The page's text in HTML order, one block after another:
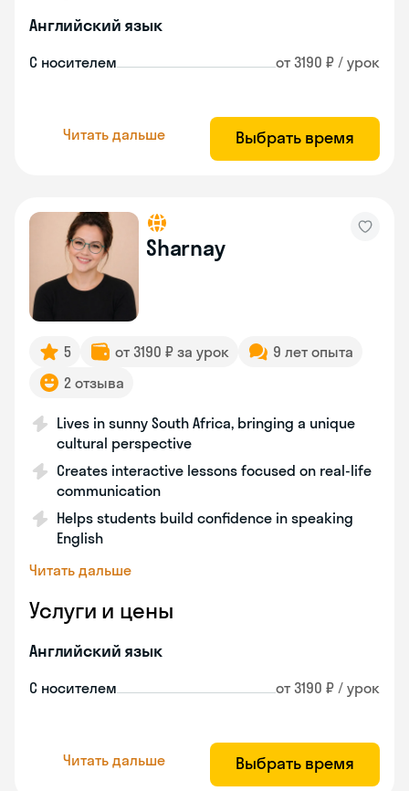
Английский язык
С носителем от 3190 ₽ / урок
Читать дальше Выбрать время
Sharnay
5 от 3190 ₽ за урок
9 лет опыта
2 отзыва
Lives in sunny South Africa, bringing a unique
cultural perspective
Creates interactive lessons focused on real-life
communication
Helps students build confidence in speaking
English
Читать дальше
Услуги и цены
Английский язык
С носителем от 3190 ₽ / урок
Читать дальше Выбрать время